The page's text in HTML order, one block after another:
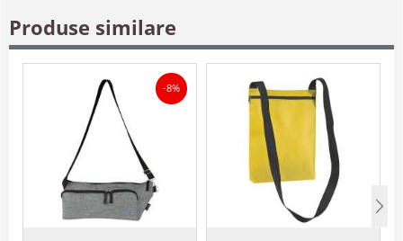
Produse similare
-8%